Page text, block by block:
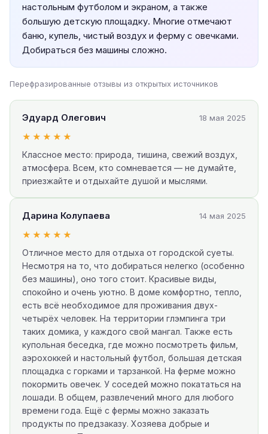
настольным футболом и экраном, а также
большую детскую площадку. Многие отмечают
баню, купель, чистый воздух и ферму с овечками.
Добираться без машины сложно.
Перефразированные отзывы из открытых источников
Эдуард Олегович 18 мая 2025
★★★★★
Классное место: природа, тишина, свежий воздух,
атмосфера. Всем, кто сомневается — не думайте,
приезжайте и отдыхайте душой и мыслями.
Дарина Колупаева 14 мая 2025
★★★★★
Отличное место для отдыха от городской суеты.
Несмотря на то, что добираться нелегко (особенно
без машины), оно того стоит. Красивые виды,
спокойно и очень уютно. В доме комфортно, тепло,
есть всё необходимое для проживания двух-
четырёх человек. На территории глэмпинга три
таких домика, у каждого свой мангал. Также есть
купольная беседка, где можно посмотреть фильм,
аэрохоккей и настольный футбол, большая детская
площадка с горками и тарзанкой. На ферме можно
покормить овечек. У соседей можно покататься на
лошади. В общем, развлечений много для любого
времени года. Ещё с фермы можно заказать
продукты по предзаказу. Хозяева добрые и